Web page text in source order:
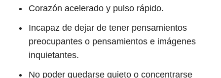
Corazón acelerado y pulso rápido.
Incapaz de dejar de tener pensamientos
preocupantes o pensamientos e imágenes
inquietantes.
No poder quedarse quieto o concentrarse